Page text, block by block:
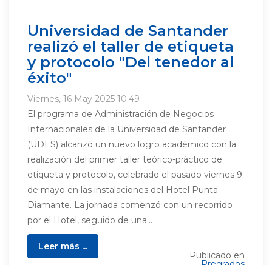
Universidad de Santander
realizó el taller de etiqueta
y protocolo "Del tenedor al
éxito"
Viernes, 16 May 2025 10:49
El programa de Administración de Negocios
Internacionales de la Universidad de Santander
(UDES) alcanzó un nuevo logro académico con la
realización del primer taller teórico-práctico de
etiqueta y protocolo, celebrado el pasado viernes 9
de mayo en las instalaciones del Hotel Punta
Diamante. La jornada comenzó con un recorrido
por el Hotel, seguido de una...
Leer más ...
Publicado en